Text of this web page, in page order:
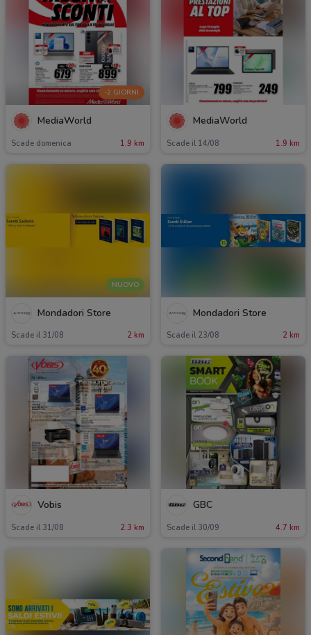
-2 GIORNI
MediaWorld
Scade domenica 1.9 km
MediaWorld
Scade il 14/08 1.9 km
NUOVO
Mondadori Store
Scade il 31/08 2 km
Mondadori Store
Scade il 23/08 2 km
Vobis
Scade il 31/08 2.3 km
GBC
Scade il 30/09 4.7 km